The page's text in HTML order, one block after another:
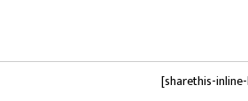
[sharethis-